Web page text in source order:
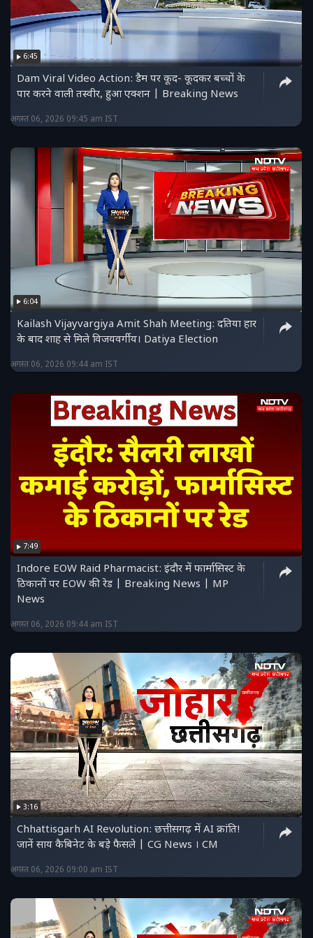
6:45
Dam Viral Video Action: डैम पर कूद- कूदकर बच्चों के
पार करने वाली तस्वीर, हुआ एक्शन | Breaking News
अगस्त 06, 2026 09:45 am IST
6:04
Kailash Vijayvargiya Amit Shah Meeting: दतिया हार
के बाद शाह से मिले विजयवर्गीय। Datiya Election
अगस्त 06, 2026 09:44 am IST
7:49
Indore EOW Raid Pharmacist: इंदौर में फार्मासिस्ट के
ठिकानों पर EOW की रेड | Breaking News | MP
News
अगस्त 06, 2026 09:44 am IST
3:16
Chhattisgarh AI Revolution: छत्तीसगढ़ में AI क्रांति!
जानें साय कैबिनेट के बड़े फैसले | CG News । CM
अगस्त 06, 2026 09:00 am IST